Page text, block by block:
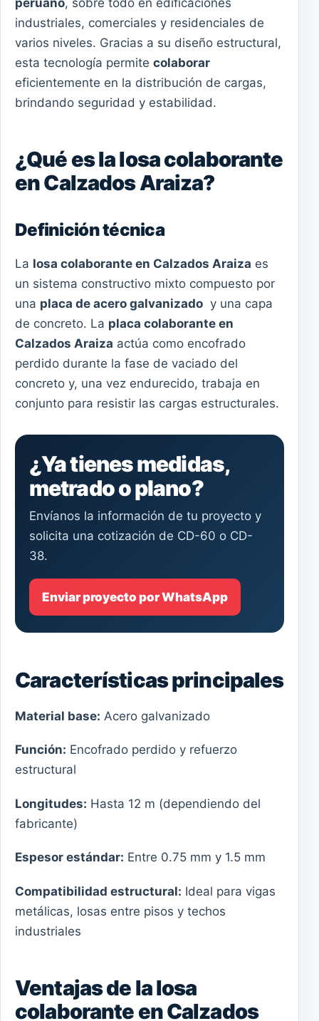
peruano, sobre todo en edificaciones
industriales, comerciales y residenciales de
varios niveles. Gracias a su diseño estructural,
esta tecnología permite colaborar
eficientemente en la distribución de cargas,
brindando seguridad y estabilidad.
¿Qué es la losa colaborante
en Calzados Araiza?
Definición técnica
La losa colaborante en Calzados Araiza es
un sistema constructivo mixto compuesto por
una placa de acero galvanizado y una capa
de concreto. La placa colaborante en
Calzados Araiza actúa como encofrado
perdido durante la fase de vaciado del
concreto y, una vez endurecido, trabaja en
conjunto para resistir las cargas estructurales.
¿Ya tienes medidas,
metrado o plano?
Envíanos la información de tu proyecto y
solicita una cotización de CD-60 o CD-
38.
Enviar proyecto por WhatsApp
Características principales
Material base: Acero galvanizado
Función: Encofrado perdido y refuerzo
estructural
Longitudes: Hasta 12 m (dependiendo del
fabricante)
Espesor estándar: Entre 0.75 mm y 1.5 mm
Compatibilidad estructural: Ideal para vigas
metálicas, losas entre pisos y techos
industriales
Ventajas de la losa
colaborante en Calzados